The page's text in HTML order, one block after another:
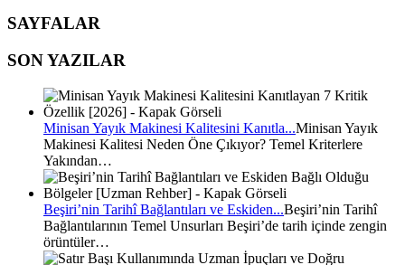
SAYFALAR
SON YAZILAR
Minisan Yayık Makinesi Kalitesini Kanıtla...Minisan Yayık
Makinesi Kalitesi Neden Öne Çıkıyor? Temel Kriterlere
Yakından…
Beşiri’nin Tarihî Bağlantıları ve Eskiden...Beşiri’nin Tarihî
Bağlantılarının Temel Unsurları Beşiri’de tarih içinde zengin
örüntüler…